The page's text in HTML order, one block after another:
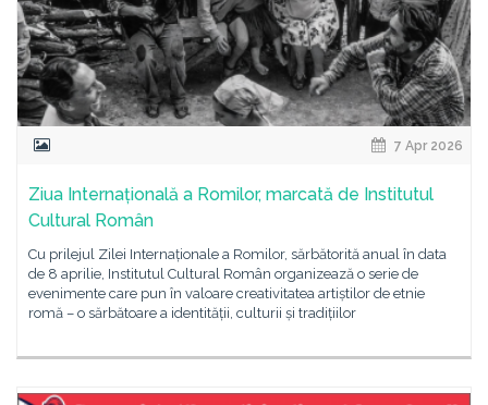
7 Apr 2026
Ziua Internațională a Romilor, marcată de Institutul
Cultural Român
Cu prilejul Zilei Internaționale a Romilor, sărbătorită anual în data
de 8 aprilie, Institutul Cultural Român organizează o serie de
evenimente care pun în valoare creativitatea artiștilor de etnie
romă – o sărbătoare a identității, culturii și tradițiilor